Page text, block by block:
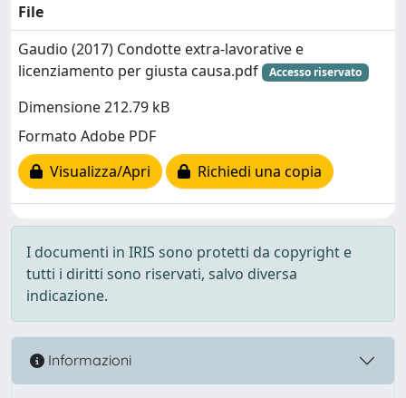
File
Gaudio (2017) Condotte extra-lavorative e
licenziamento per giusta causa.pdf
Accesso riservato
Dimensione 212.79 kB
Formato Adobe PDF
Visualizza/Apri
Richiedi una copia
I documenti in IRIS sono protetti da copyright e
tutti i diritti sono riservati, salvo diversa
indicazione.
Informazioni